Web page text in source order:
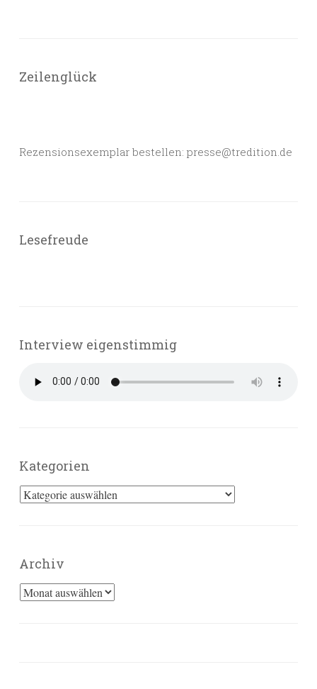
Zeilenglück
Rezensionsexemplar bestellen: presse@tredition.de
Lesefreude
Interview eigenstimmig
Kategorien
Kategorien
Archiv
Archiv